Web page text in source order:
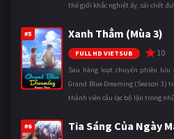
thế giới khắc nghiệt ấy, cái chết
#5 Xanh Thẳm (Mùa 3)
FULL HD VIETSUB 10
Sau hàng loạt chuyến phiêu
Grand Blue Dreaming (Season 3)
thành viên câu lạc bộ lặn trong
#6 Tia Sáng Của Ngày